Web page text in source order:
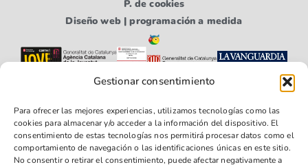
Gestionar consentimiento
Para ofrecer las mejores experiencias, utilizamos tecnologías como las
cookies para almacenar y/o acceder a la información del dispositivo. El
consentimiento de estas tecnologías nos permitirá procesar datos como el
comportamiento de navegación o las identificaciones únicas en este sitio.
No consentir o retirar el consentimiento, puede afectar negativamente a
P. de cookies
Diseño web | programación a medida
Síguenos Síguenos Síguenos